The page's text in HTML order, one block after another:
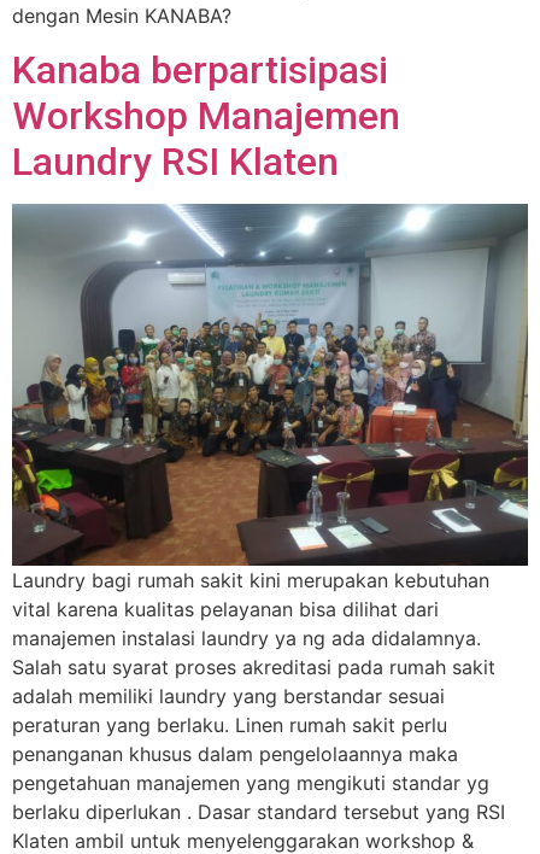
dengan Mesin KANABA?
Kanaba berpartisipasi
Workshop Manajemen
Laundry RSI Klaten
Laundry bagi rumah sakit kini merupakan kebutuhan
vital karena kualitas pelayanan bisa dilihat dari
manajemen instalasi laundry ya ng ada didalamnya.
Salah satu syarat proses akreditasi pada rumah sakit
adalah memiliki laundry yang berstandar sesuai
peraturan yang berlaku. Linen rumah sakit perlu
penanganan khusus dalam pengelolaannya maka
pengetahuan manajemen yang mengikuti standar yg
berlaku diperlukan . Dasar standard tersebut yang RSI
Klaten ambil untuk menyelenggarakan workshop &